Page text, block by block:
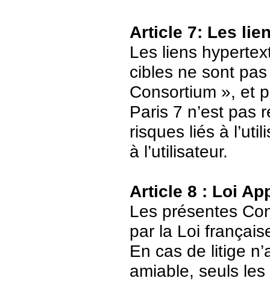
Article 7: Les
Les liens
cibles ne sont
Consortium », et
Paris 7 n’est pas
risques liés à
à l’utilisateur.
Article 8 : Loi
Les présentes
par la Loi
En cas de litige
amiable, seuls